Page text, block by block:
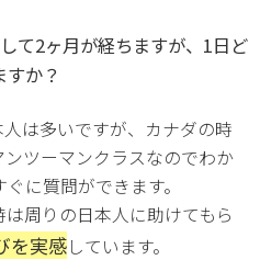
て2ヶ月が経ちますが、1日ど
か？
は多いですが、カナダの時
ツーマンクラスなのでわか
に質問ができます。
周りの日本人に助けてもら
を実感しています。